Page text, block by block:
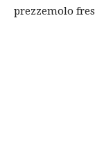
prezzemolo